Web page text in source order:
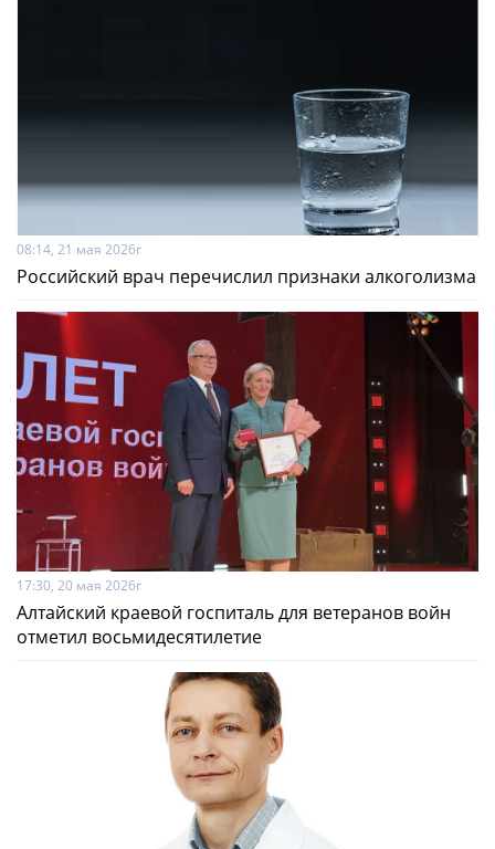
08:14, 21 мая 2026г
Российский врач перечислил признаки алкоголизма
17:30, 20 мая 2026г
Алтайский краевой госпиталь для ветеранов войн
отметил восьмидесятилетие